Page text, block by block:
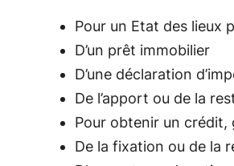
Pour un Etat des lieux
D’un prêt immobilier
D’une déclaration
De l’apport ou de la
Pour obtenir un crédit,
De la fixation ou de la